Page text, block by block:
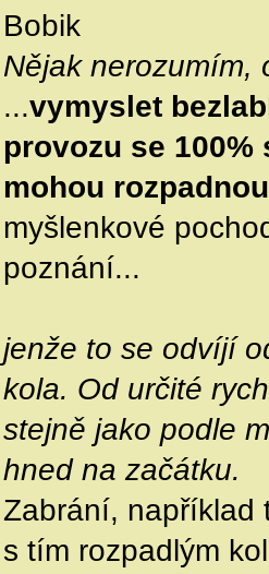
Bobik
Nějak nerozumím,
...vymyslet
provozu se
mohou
myšlenkové
poznání...
jenže to se odvíjí
kola. Od určité
stejně jako podle
hned na začátku.
Zabrání, například
s tím rozpadlým